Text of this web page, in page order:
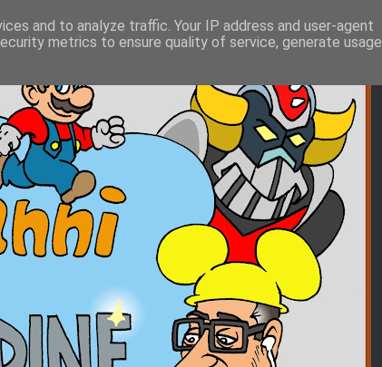
and to analyze traffic. Your IP address and user-agent
metrics to ensure quality of service, generate usage